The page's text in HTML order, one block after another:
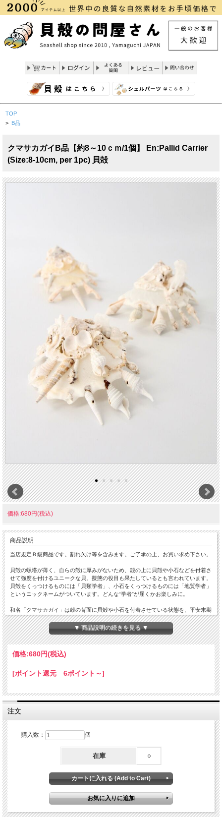
TOP
> B品
クマサカガイB品【約8～10ｃｍ/1個】 En:Pallid Carrier
(Size:8-10cm, per 1pc) 貝殻
価格:680円(税込)
商品説明
当店規定Ｂ級商品です。割れ欠け等を含みます。ご了承の上、お買い求め下さい。
貝殻の螺塔が薄く、自らの殻に厚みがないため、殻の上に貝殻や小石などを付着さ
せて強度を付けるユニークな貝。擬態の役目も果たしているとも言われています。
貝殻をくっつけるものには「貝類学者」、小石をくっつけるものには「地質学者」
というニックネームがついています。どんな“学者”が届くかお楽しみに。
和名「クマサカガイ」は殻の背面に貝殻や小石を付着させている状態を、平安末期
の大盗賊「熊坂長範」(図)が背負った熊手や刺股などの七つ道具に見立ててつけら
れた名称。
※付着物を接着剤で補強した個体もございます。
※配送途中に付着物が取れてしまう場合もあります。
としてお楽しみください。
▼ 商品説明の続きを見る ▼
価格:680円(税込)
[ポイント還元 6ポイント～]
注文
購入数： 個
在庫 ○